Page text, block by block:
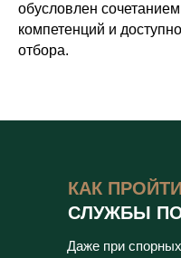
обусловлен
компетенций и
отбора.
КАК
СЛУЖБЫ ПО
Даже при